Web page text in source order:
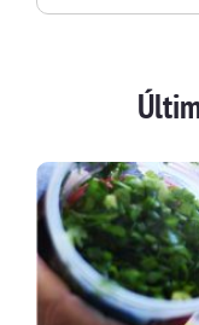
BATIDAS
BEBIDAS